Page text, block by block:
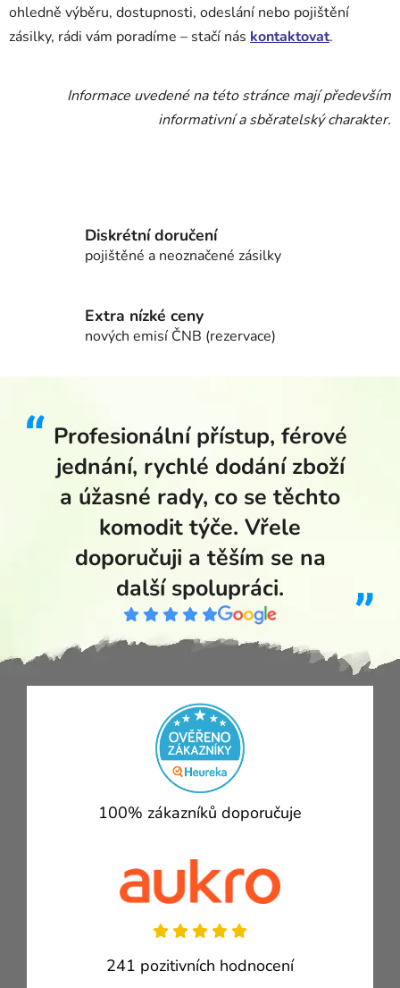
ohledně výběru, dostupnosti, odeslání nebo pojištění
zásilky, rádi vám poradíme – stačí nás kontaktovat.
Informace uvedené na této stránce mají především
informativní a sběratelský charakter.
Diskrétní doručení
pojištěné a neoznačené zásilky
Extra nízké ceny
nových emisí ČNB (rezervace)
Profesionální přístup, férové
jednání, rychlé dodání zboží
a úžasné rady, co se těchto
komodit týče. Vřele
doporučuji a těším se na
další spolupráci.
100% zákazníků doporučuje
241 pozitivních hodnocení